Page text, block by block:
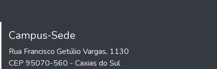
Campus-Sede
Rua Francisco Getúlio Vargas, 1130
CEP 95070-560 - Caxias do Sul